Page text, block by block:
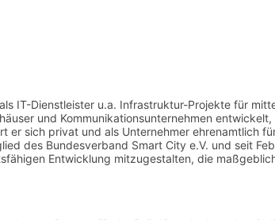
IT-Dienstleister u.a. Infrastruktur-Projekte für
und Kommunikationsunternehmen
er sich privat und als Unternehmer ehrenamtlich
des Bundesverband Smart City e.V. und seit
Entwicklung mitzugestalten, die